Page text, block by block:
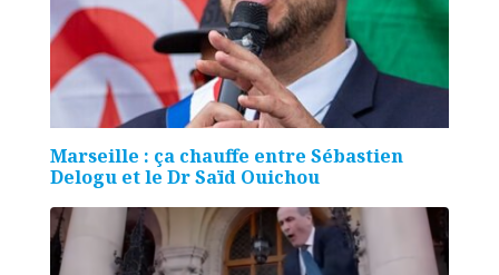
Marseille : ça chauffe entre Sébastien
Delogu et le Dr Saïd Ouichou